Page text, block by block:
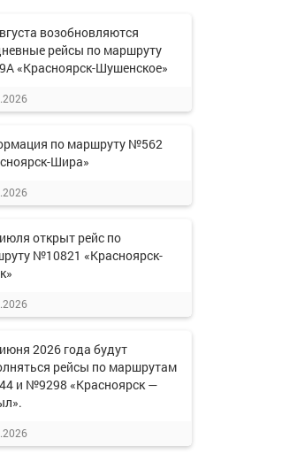
возобновляются
рейсы по маршруту
«Красноярск-Шушенское»
по маршруту №562
Шира»
открыт рейс по
№10821 «Красноярск-
2026 года будут
рейсы по маршрутам
и №9298 «Красноярск —